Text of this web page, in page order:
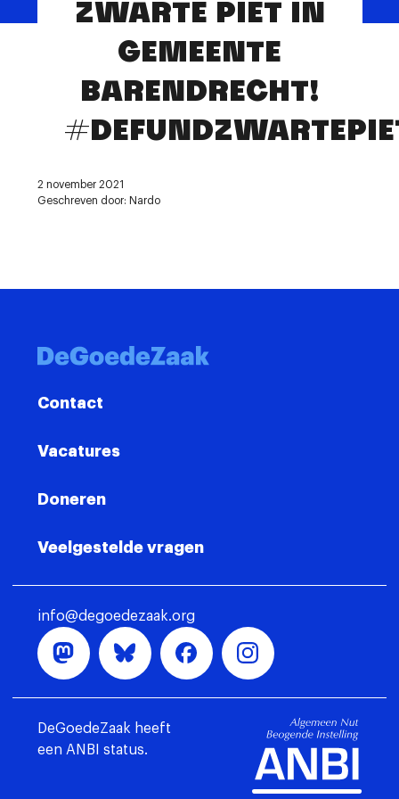
ContactZWARTE PIET IN
GEMEENTE
BARENDRECHT!
2 november 2021
Geschreven door: Nardo
Contact
Vacatures
Doneren
Veelgestelde vragen
info@degoedezaak.org
DeGoedeZaak heeft
een ANBI status.